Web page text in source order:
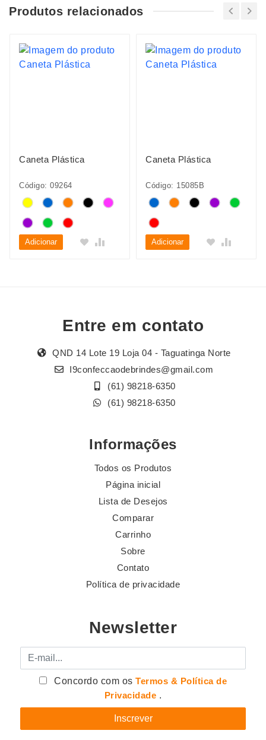
Produtos relacionados
Caneta Plástica
Código: 09264
Adicionar
Caneta Plástica
Código: 15085B
Adicionar
Entre em contato
QND 14 Lote 19 Loja 04 - Taguatinga Norte
I9confeccaodebrindes@gmail.com
(61) 98218-6350
(61) 98218-6350
Informações
Todos os Produtos
Página inicial
Lista de Desejos
Comparar
Carrinho
Sobre
Contato
Política de privacidade
Newsletter
E-mail
Concordo com osTermos & Política de
Privacidade .